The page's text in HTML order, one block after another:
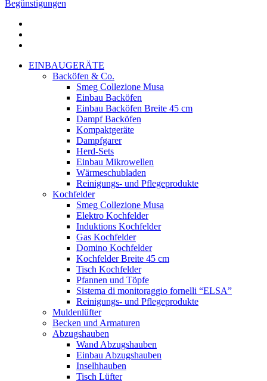
Begünstigungen
Menu
Close
EINBAUGERÄTE
Backöfen & Co.
Smeg Collezione Musa
Einbau Backöfen
Einbau Backöfen Breite 45 cm
Dampf Backöfen
Kompaktgeräte
Dampfgarer
Herd-Sets
Einbau Mikrowellen
Wärmeschubladen
Reinigungs- und Pflegeprodukte
Kochfelder
Smeg Collezione Musa
Elektro Kochfelder
Induktions Kochfelder
Gas Kochfelder
Domino Kochfelder
Kochfelder Breite 45 cm
Tisch Kochfelder
Pfannen und Töpfe
Sistema di monitoraggio fornelli “ELSA”
Reinigungs- und Pflegeprodukte
Muldenlüfter
Becken und Armaturen
Abzugshauben
Wand Abzugshauben
Einbau Abzugshauben
Inselhhauben
Tisch Lüfter